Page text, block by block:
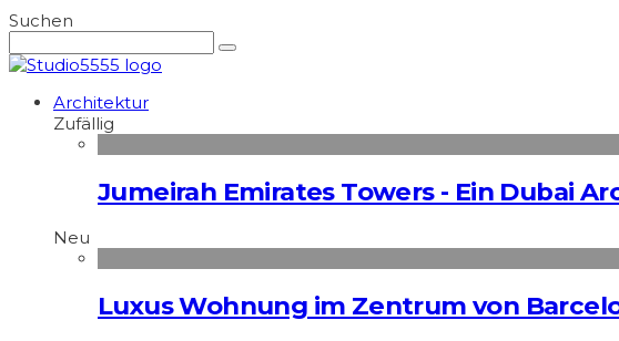
Suchen
Architektur
Zufällig
Jumeirah Emirates Towers - Ein Dubai
Neu
Luxus Wohnung im Zentrum von